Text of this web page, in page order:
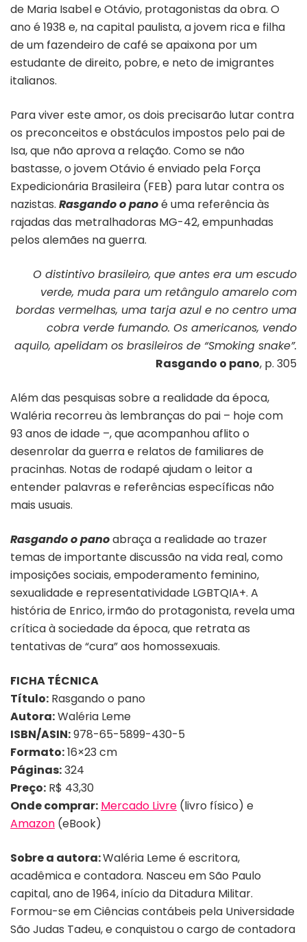
de Maria Isabel e Otávio, protagonistas da obra. O
ano é 1938 e, na capital paulista, a jovem rica e filha
de um fazendeiro de café se apaixona por um
estudante de direito, pobre, e neto de imigrantes
italianos.
Para viver este amor, os dois precisarão lutar contra
os preconceitos e obstáculos impostos pelo pai de
Isa, que não aprova a relação. Como se não
bastasse, o jovem Otávio é enviado pela Força
Expedicionária Brasileira (FEB) para lutar contra os
nazistas. Rasgando o panoé uma referência às
rajadas das metralhadoras MG-42, empunhadas
pelos alemães na guerra.
O distintivo brasileiro, que antes era um escudo
verde, muda para um retângulo amarelo com
bordas vermelhas, uma tarja azul e no centro uma
cobra verde fumando. Os americanos, vendo
aquilo, apelidam os brasileiros de “Smoking snake”.
Rasgando o pano, p. 305
Além das pesquisas sobre a realidade da época,
Waléria recorreu às lembranças do pai – hoje com
93 anos de idade –, que acompanhou aflito o
desenrolar da guerra e relatos de familiares de
pracinhas. Notas de rodapé ajudam o leitor a
entender palavras e referências específicas não
mais usuais.
Rasgando o panoabraça a realidade ao trazer
temas de importante discussão na vida real, como
imposições sociais, empoderamento feminino,
sexualidade e representatividade LGBTQIA+. A
história de Enrico, irmão do protagonista, revela uma
crítica à sociedade da época, que retrata as
tentativas de “cura” aos homossexuais.
FICHA TÉCNICA
Título: Rasgando o pano
Autora:Waléria Leme
ISBN/ASIN:978-65-5899-430-5
Formato:16×23 cm
Páginas:324
Preço: R$ 43,30
Onde comprar: Mercado Livre (livro físico) e
Amazon (eBook)
Sobre a autora:Waléria Leme é escritora,
acadêmica e contadora. Nasceu em São Paulo
capital, ano de 1964, início da Ditadura Militar.
Formou-se em Ciências contábeis pela Universidade
São Judas Tadeu, e conquistou o cargo de contadora